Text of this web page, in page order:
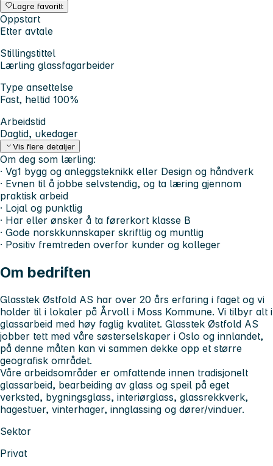
Lagre favoritt
Oppstart
Etter avtale
Stillingstittel
Lærling glassfagarbeider
Type ansettelse
Fast, heltid 100%
Arbeidstid
Dagtid, ukedager
Vis flere detaljer
Om deg som lærling:
· Vg1 bygg og anleggsteknikk eller Design og håndverk
· Evnen til å jobbe selvstendig, og ta læring gjennom
praktisk arbeid
· Lojal og punktlig
· Har eller ønsker å ta førerkort klasse B
· Gode norskkunnskaper skriftlig og muntlig
· Positiv fremtreden overfor kunder og kolleger
Om bedriften
Glasstek Østfold AS har over 20 års erfaring i faget og vi
holder til i lokaler på Årvoll i Moss Kommune. Vi tilbyr alt i
glassarbeid med høy faglig kvalitet. Glasstek Østfold AS
jobber tett med våre søsterselskaper i Oslo og innlandet,
på denne måten kan vi sammen dekke opp et større
geografisk området.
Våre arbeidsområder er omfattende innen tradisjonelt
glassarbeid, bearbeiding av glass og speil på eget
verksted, bygningsglass, interiørglass, glassrekkverk,
hagestuer, vinterhager, innglassing og dører/vinduer.
Sektor
Privat